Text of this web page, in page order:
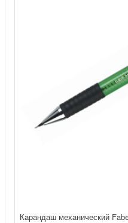
Карандаш механический